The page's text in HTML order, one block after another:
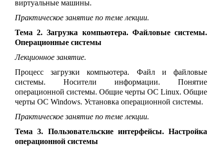
виртуальные машины.
Практическое занятие по теме лекции.
Тема 2. Загрузка компьютера. Файловые системы.
Операционные системы
Лекционное занятие.
Процесс загрузки компьютера. Файл и файловые
системы. Носители информации. Понятие
операционной системы. Общие черты ОС Linux. Общие
черты ОС Windows. Установка операционной системы.
Практическое занятие по теме лекции.
Тема 3. Пользовательские интерфейсы. Настройка
операционной системы